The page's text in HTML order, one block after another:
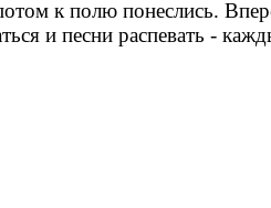
к полю понеслись.
и песни распевать -